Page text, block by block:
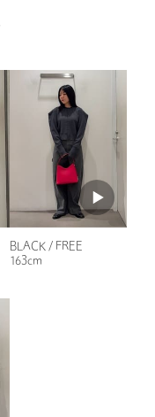
返品等について
裾上げについて
クレス
BLACK / FREE
163cm